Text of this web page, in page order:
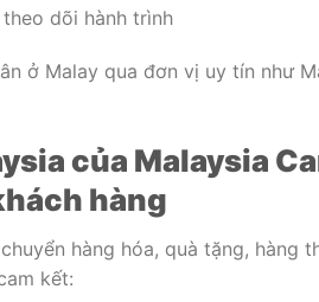
dõi hành trình
ở Malay qua đơn vị uy tín như
của Malaysia
hàng
hàng hóa, quà tặng, hàng
kết: